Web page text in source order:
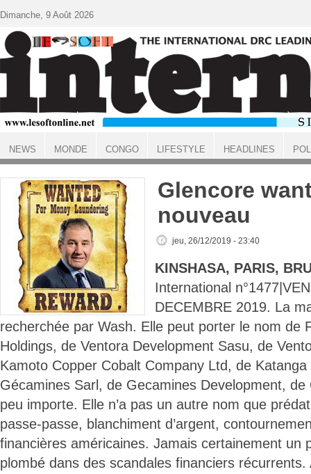
ACCUEIL
Glencore
nouveau
jeu, 26/12/2019 - 23:40
KINSHASA, PARIS,
International
DECEMBRE 2019. La
recherchée par Wash. Elle peut porter le nom de
Holdings, de Ventora Development Sasu, de
Kamoto Copper Cobalt Company Ltd, de
Gécamines Sarl, de Gecamines Development,
peu importe. Elle n’a pas un autre nom que
passe-passe, blanchiment d’argent,
financières américaines. Jamais certainement un
plombé dans des scandales financiers
Dimanche, 9 Août 2026
NEWS MONDE CONGO LIFESTYLE HEADLINES